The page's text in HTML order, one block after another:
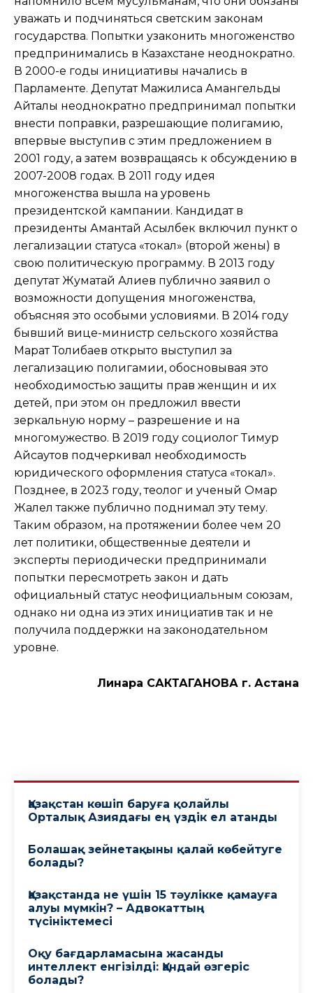
уважать и подчиняться светским законам
государства. Попытки узаконить многоженство
предпринимались в Казахстане неоднократно.
В 2000-е годы инициативы начались в
Парламенте. Депутат Мажилиса Амангельды
Айталы неоднократно предпринимал попытки
внести поправки, разрешающие полигамию,
впервые выступив с этим предложением в
2001 году, а затем возвращаясь к обсуждению в
2007-2008 годах. В 2011 году идея
многоженства вышла на уровень
президентской кампании. Кандидат в
президенты Амантай Асылбек включил пункт о
легализации статуса «токал» (второй жены) в
свою политическую программу. В 2013 году
депутат Жуматай Алиев публично заявил о
возможности допущения многоженства,
объясняя это особыми условиями. В 2014 году
бывший вице-министр сельского хозяйства
Марат Толибаев открыто выступил за
легализацию полигамии, обосновывая это
необходимостью защиты прав женщин и их
детей, при этом он предложил ввести
зеркальную норму – разрешение и на
многомужество. В 2019 году социолог Тимур
Айсаутов подчеркивал необходимость
юридического оформления статуса «токал».
Позднее, в 2023 году, теолог и ученый Омар
Жалел также публично поднимал эту тему.
Таким образом, на протяжении более чем 20
лет политики, общественные деятели и
эксперты периодически предпринимали
попытки пересмотреть закон и дать
официальный статус неофициальным союзам,
однако ни одна из этих инициатив так и не
получила поддержки на законодательном
уровне.
Линара САКТАГАНОВА г. Астана
Қазақстан көшіп баруға қолайлы
Орталық Азиядағы ең үздік ел атанды
Болашақ зейнетақыны қалай көбейтуге
болады?
Қазақстанда не үшін 15 тәулікке қамауға
алуы мүмкін? – Адвокаттың
түсініктемесі
Оқу бағдарламасына жасанды
интеллект енгізілді: Қандай өзгеріс
болады?